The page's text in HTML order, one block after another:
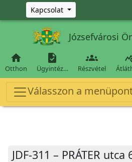
Ugrás a fő tartalomra
Kapcsolat
Józsefvárosi

Otthon

Ügyintéz…

Részvétel
Válasszon a
JDF-311 – PRÁTER